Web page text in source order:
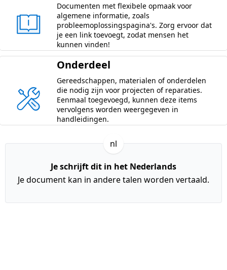
Documenten met flexibele opmaak voor
algemene informatie, zoals
probleemoplossingspagina's. Zorg ervoor dat
je een link toevoegt, zodat mensen het
kunnen vinden!
Onderdeel
Gereedschappen, materialen of onderdelen
die nodig zijn voor projecten of reparaties.
Eenmaal toegevoegd, kunnen deze items
vervolgens worden weergegeven in
handleidingen.
nl
Je schrijft dit in het Nederlands
Je document kan in andere talen worden vertaald.